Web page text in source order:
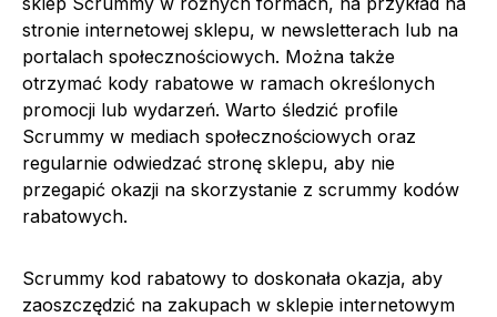
stronie internetowej sklepu, w newsletterach lub na
portalach społecznościowych. Można także
otrzymać kody rabatowe w ramach określonych
promocji lub wydarzeń. Warto śledzić profile
Scrummy w mediach społecznościowych oraz
regularnie odwiedzać stronę sklepu, aby nie
przegapić okazji na skorzystanie z scrummy kodów
rabatowych.
Scrummy kod rabatowy to doskonała okazja, aby
zaoszczędzić na zakupach w sklepie internetowym